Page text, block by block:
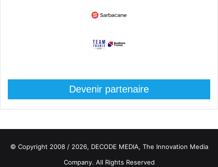
Devenir partenaire
© Copyright 2008 / 2026, DECODE MEDIA, The Innovation Media
Company. All Rights Reserved